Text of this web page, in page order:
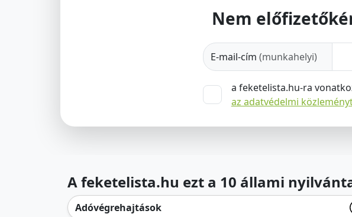
Nem
E-mail-cím (munkahelyi)
a feketelista.hu-ra
az adatvédelmi
A feketelista.hu ezt a 10 állami
Adóvégrehajtások